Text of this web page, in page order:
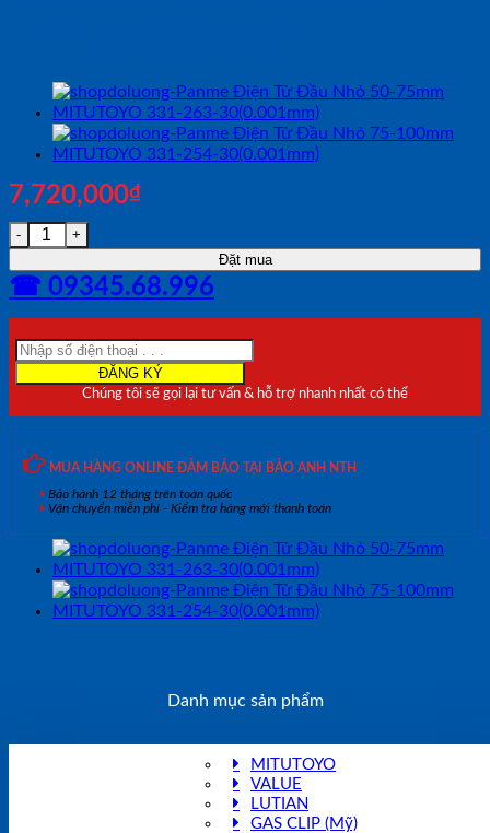
7,720,000₫
Panme Điện Tử Đầu Nhỏ 75-100mm MITUTOYO 331-264-
Đặt mua
☎ 09345.68.996
Chúng tôi sẽ gọi lại tư vấn & hỗ trợ nhanh nhất có thể
MUA HÀNG ONLINE ĐẢM BẢO TẠI BẢO ANH NTH
Bảo hành 12 tháng trên toàn quốc
Vận chuyển miễn phí - Kiểm tra hàng mới thanh toán
Danh mục sản phẩm
MITUTOYO
VALUE
LUTIAN
GAS CLIP (Mỹ)